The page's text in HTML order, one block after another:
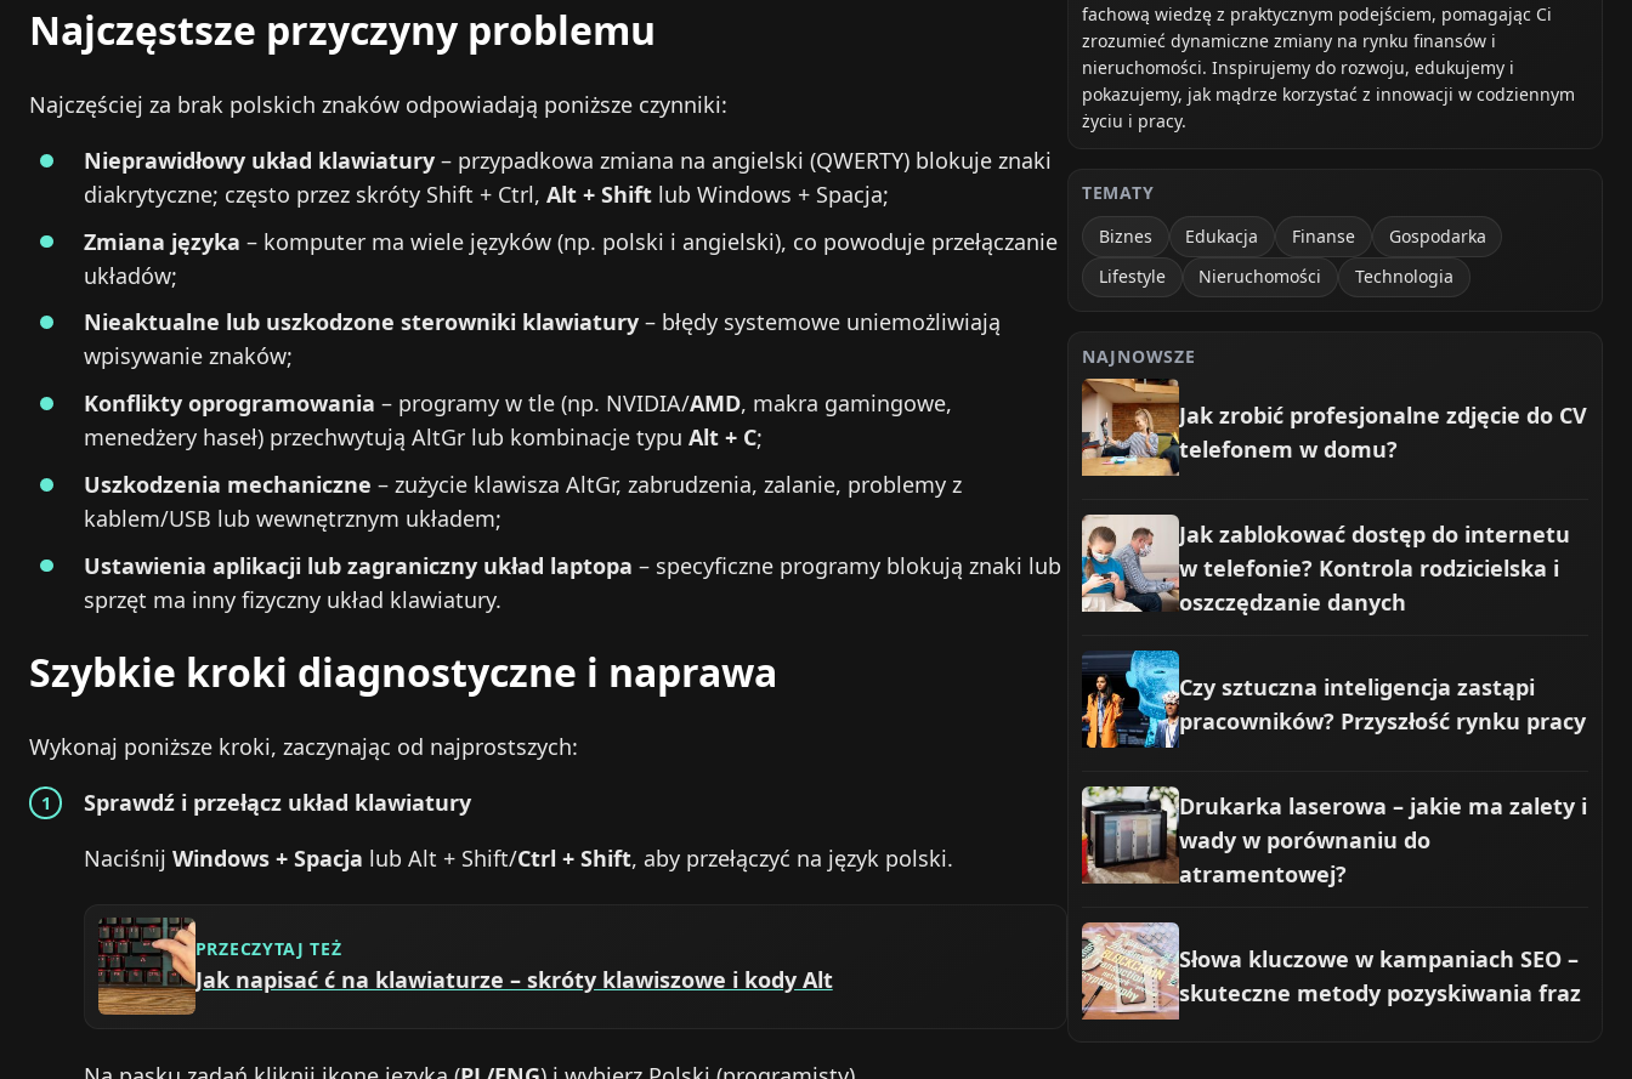
Najczęstsze przyczyny problemu
Najczęściej za brak polskich znaków odpowiadają poniższe czynniki:
Nieprawidłowy układ klawiatury – przypadkowa zmiana na angielski (QWERTY) blokuje znaki
diakrytyczne; często przez skróty Shift + Ctrl, Alt + Shift lub Windows + Spacja;
Zmiana języka – komputer ma wiele języków (np. polski i angielski), co powoduje przełączanie
układów;
Nieaktualne lub uszkodzone sterowniki klawiatury – błędy systemowe uniemożliwiają
wpisywanie znaków;
Konflikty oprogramowania – programy w tle (np. NVIDIA/AMD, makra gamingowe,
menedżery haseł) przechwytują AltGr lub kombinacje typu Alt + C;
Uszkodzenia mechaniczne – zużycie klawisza AltGr, zabrudzenia, zalanie, problemy z
kablem/USB lub wewnętrznym układem;
Ustawienia aplikacji lub zagraniczny układ laptopa – specyficzne programy blokują znaki lub
sprzęt ma inny fizyczny układ klawiatury.
Szybkie kroki diagnostyczne i naprawa
Wykonaj poniższe kroki, zaczynając od najprostszych:
Sprawdź i przełącz układ klawiatury
Naciśnij Windows + Spacja lub Alt + Shift/Ctrl + Shift, aby przełączyć na język polski.
PRZECZYTAJ TEŻ
Jak napisać ć na klawiaturze – skróty klawiszowe i kody Alt
fachową wiedzę z praktycznym podejściem, pomagając Ci
zrozumieć dynamiczne zmiany na rynku finansów i
nieruchomości. Inspirujemy do rozwoju, edukujemy i
pokazujemy, jak mądrze korzystać z innowacji w codziennym
życiu i pracy.
TEMATY
Biznes
Edukacja Finanse
Gospodarka
Lifestyle
Nieruchomości Technologia
NAJNOWSZE
Jak zrobić profesjonalne zdjęcie do CV
telefonem w domu?
Jak zablokować dostęp do internetu
w telefonie? Kontrola rodzicielska i
oszczędzanie danych
Czy sztuczna inteligencja zastąpi
pracowników? Przyszłość rynku pracy
Drukarka laserowa – jakie ma zalety i
wady w porównaniu do
atramentowej?
Słowa kluczowe w kampaniach SEO –
skuteczne metody pozyskiwania fraz